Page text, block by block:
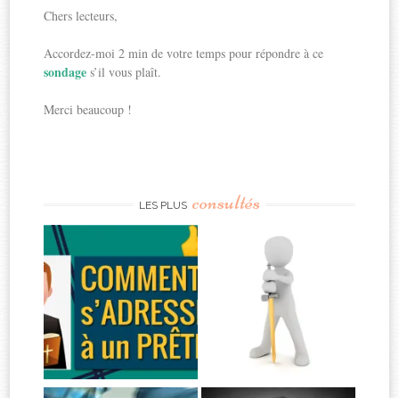
Chers lecteurs,
Accordez-moi 2 min de votre temps pour répondre à ce
sondages’il vous plaît.
Merci beaucoup !
LES PLUS consultés